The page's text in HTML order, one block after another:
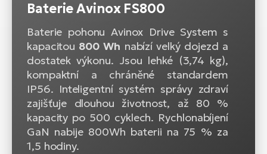
Baterie Avinox FS800
Baterie pohonu Avinox Drive System s
kapacitou 800 Wh nabízí velký dojezd a
dostatek výkonu. Jsou lehké (3,74 kg),
kompaktní a chráněné standardem
IP56. Inteligentní systém správy zdraví
zajišťuje dlouhou životnost, až 80 %
kapacity po 500 cyklech. Rychlonabíjení
GaN nabije 800Wh baterii na 75 % za
1,5 hodiny.